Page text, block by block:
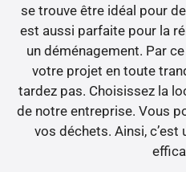
se trouve être idéal pour
est aussi parfaite pour la
un déménagement. Par
votre projet en toute
tardez pas. Choisissez la
de notre entreprise. Vous
vos déchets. Ainsi,